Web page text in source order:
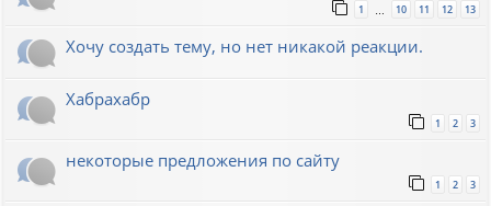
1 10 11 12 13
Хочу создать тему, но нет никакой реакции.
Хабрахабр
1 2 3
некоторые предложения по сайту
1 2 3